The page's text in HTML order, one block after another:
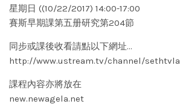
星期日 ((10/22/2017) 14:00-17:00
賽斯早期課第五册研究第204節
同步或課後收看請點以下網址…
http://www.ustream.tv/channel/sethtvla
課程內容亦將放在
new.newagela.net